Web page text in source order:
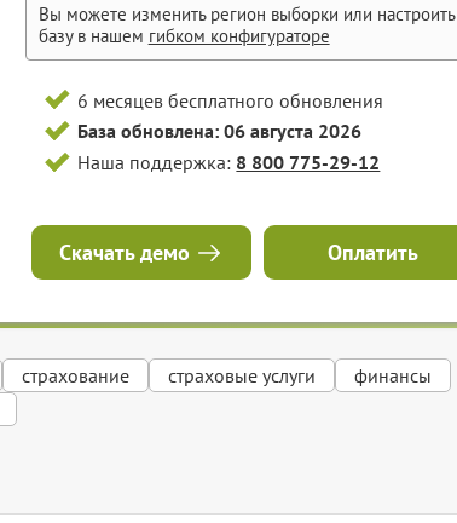
Вы можете изменить регион выборки или настроить
базу в нашем гибком конфигураторе
6 месяцев бесплатного обновления
База обновлена: 06 августа 2026
Наша поддержка: 8 800 775-29-12
Скачать демо Оплатить
страхование страховые услуги
финансы